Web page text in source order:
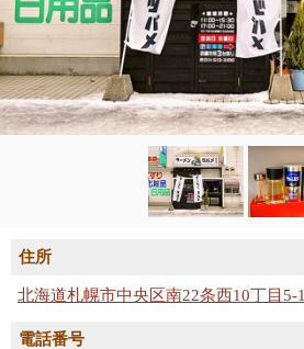
住所
北海道札幌市中央区南22条西10丁目5-1
電話番号